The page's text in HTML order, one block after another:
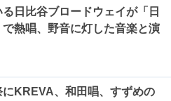
日比谷ブロードウェイが「日
で熱唱、野音に灯した音楽と演
にKREVA、和田唱、すずめの